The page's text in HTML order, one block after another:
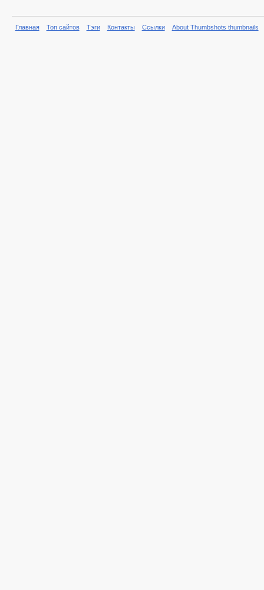
Главная Топ сайтов Тэги Контакты Ссылки About Thumbshots thumbnails